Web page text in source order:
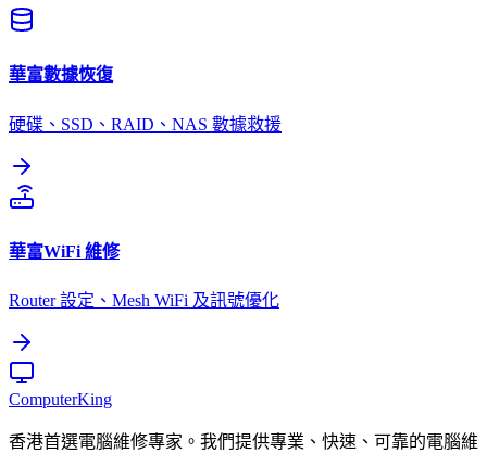
華富數據恢復
硬碟、SSD、RAID、NAS 數據救援
華富WiFi 維修
Router 設定、Mesh WiFi 及訊號優化
ComputerKing
香港首選電腦維修專家。我們提供專業、快速、可靠的電腦維